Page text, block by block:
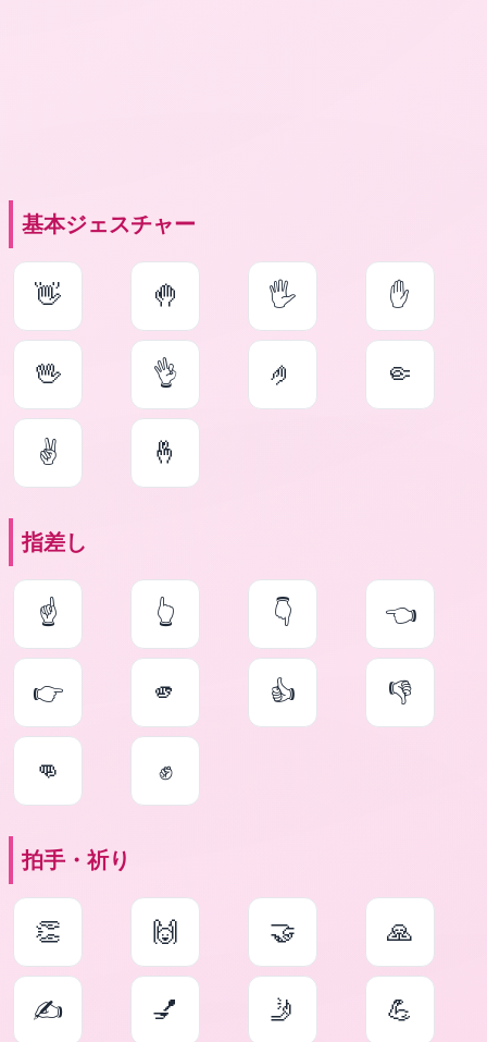
基本ジェスチャー
👋 🤚 🖐 ✋
🖖 👌 🤌 🤏
✌ 🤞
指差し
☝ 👆 👇 👈
👉 🫵 👍 👎
👊 ✊
拍手・祈り
👏 🙌 🤝 🙏
✍ 💅 🤳 💪